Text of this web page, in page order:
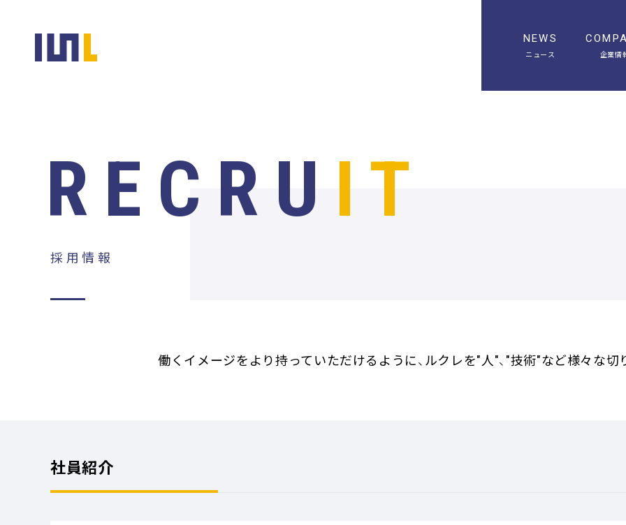
NEWS
ニュース 企業情
RECRU IT
採用情報
働くイメージをより持っていただけるように、ルクレを"人"、"技術"など様々な切
社員紹介